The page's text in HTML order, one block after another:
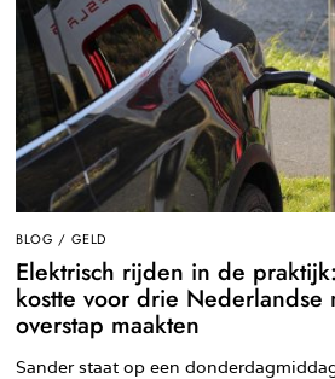
BLOG / GELD
Elektrisch rijden in de
kostte voor drie Nederlandse
overstap maakten
Sander staat op een